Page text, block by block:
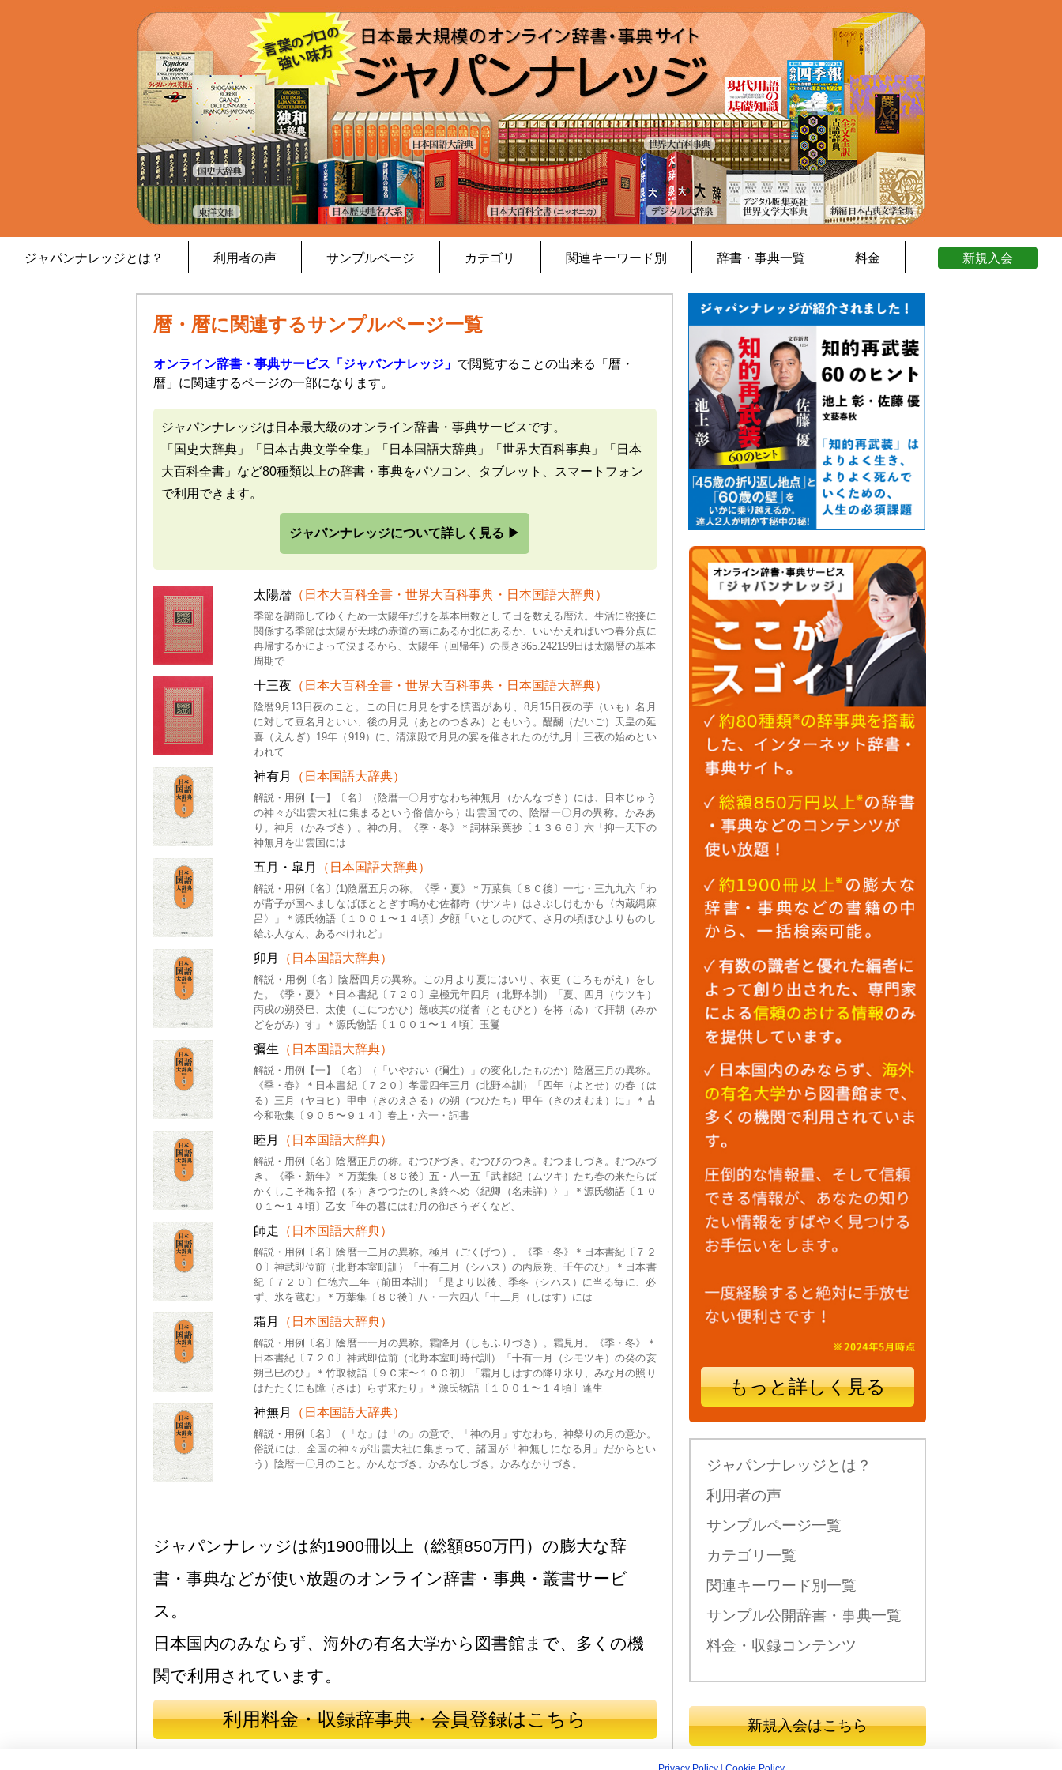
ジャパンナレッジとは？ 利用者の声 サンプルページ カテゴリ 関連キーワード別 辞書・事典一覧 料金 新規入会
暦・暦に関連するサンプルページ一覧
オンライン辞書・事典サービス「ジャパンナレッジ」 で閲覧することの出来る「暦・
暦」に関連するページの一部になります。
ジャパンナレッジは日本最大級のオンライン辞書・事典サービスです。
「国史大辞典」「日本古典文学全集」「日本国語大辞典」「世界大百科事典」「日本
大百科全書」など80種類以上の辞書・事典をパソコン、タブレット、スマートフォン
で利用できます。
ジャパンナレッジについて詳しく見る ▶
太陽暦 （日本大百科全書・世界大百科事典・日本国語大辞典）
季節を調節してゆくため一太陽年だけを基本用数として日を数える暦法。生活に密接に
関係する季節は太陽が天球の赤道の南にあるか北にあるか、いいかえればいつ春分点に
再帰するかによって決まるから、太陽年（回帰年）の長さ365.242199日は太陽暦の基本
周期で
十三夜 （日本大百科全書・世界大百科事典・日本国語大辞典）
陰暦9月13日夜のこと。この日に月見をする慣習があり、8月15日夜の芋（いも）名月
に対して豆名月といい、後の月見（あとのつきみ）ともいう。醍醐（だいご）天皇の延
喜（えんぎ）19年（919）に、清涼殿で月見の宴を催されたのが九月十三夜の始めとい
われて
神有月 （日本国語大辞典）
解説・用例【一】〔名〕（陰暦一〇月すなわち神無月（かんなづき）には、日本じゅう
の神々が出雲大社に集まるという俗信から）出雲国での、陰暦一〇月の異称。かみあ
り。神月（かみづき）。神の月。《季・冬》＊詞林采葉抄〔１３６６〕六「抑一天下の
神無月を出雲国には
五月・皐月 （日本国語大辞典）
解説・用例〔名〕(1)陰暦五月の称。《季・夏》＊万葉集〔８Ｃ後〕一七・三九九六「わ
が背子が国へましなばほととぎす鳴かむ佐都奇（サツキ）はさぶしけむかも〈内蔵縄麻
呂〉」＊源氏物語〔１００１〜１４頃〕夕顔「いとしのびて、さ月の頃ほひよりものし
給ふ人なん、あるべけれど」
卯月 （日本国語大辞典）
解説・用例〔名〕陰暦四月の異称。この月より夏にはいり、衣更（ころもがえ）をし
た。《季・夏》＊日本書紀〔７２０〕皇極元年四月（北野本訓）「夏、四月（ウツキ）
丙戌の朔癸巳、太使（こにつかひ）翹岐其の従者（ともびと）を将（ゐ）て拝朝（みか
どをがみ）す」＊源氏物語〔１００１〜１４頃〕玉鬘
彌生 （日本国語大辞典）
解説・用例【一】〔名〕（「いやおい（彌生）」の変化したものか）陰暦三月の異称。
《季・春》＊日本書紀〔７２０〕孝霊四年三月（北野本訓）「四年（よとせ）の春（は
る）三月（ヤヨヒ）甲申（きのえさる）の朔（つひたち）甲午（きのえむま）に」＊古
今和歌集〔９０５〜９１４〕春上・六一・詞書
睦月 （日本国語大辞典）
解説・用例〔名〕陰暦正月の称。むつびづき。むつびのつき。むつましづき。むつみづ
き。《季・新年》＊万葉集〔８Ｃ後〕五・八一五「武都紀（ムツキ）たち春の来たらば
かくしこそ梅を招（を）きつつたのしき終へめ〈紀卿（名未詳）〉」＊源氏物語〔１０
０１〜１４頃〕乙女「年の暮にはむ月の御さうぞくなど、
師走 （日本国語大辞典）
解説・用例〔名〕陰暦一二月の異称。極月（ごくげつ）。《季・冬》＊日本書紀〔７２
０〕神武即位前（北野本室町訓）「十有二月（シハス）の丙辰朔、壬午のひ」＊日本書
紀〔７２０〕仁徳六二年（前田本訓）「是より以後、季冬（シハス）に当る毎に、必
ず、氷を蔵む」＊万葉集〔８Ｃ後〕八・一六四八「十二月（しはす）には
霜月 （日本国語大辞典）
解説・用例〔名〕陰暦一一月の異称。霜降月（しもふりづき）。霜見月。《季・冬》＊
日本書紀〔７２０〕神武即位前（北野本室町時代訓）「十有一月（シモツキ）の癸の亥
朔己巳のひ」＊竹取物語〔９Ｃ末〜１０Ｃ初〕「霜月しはすの降り氷り、みな月の照り
はたたくにも障（さは）らず来たり」＊源氏物語〔１００１〜１４頃〕蓬生
神無月 （日本国語大辞典）
解説・用例〔名〕（「な」は「の」の意で、「神の月」すなわち、神祭りの月の意か。
俗説には、全国の神々が出雲大社に集まって、諸国が「神無しになる月」だからとい
う）陰暦一〇月のこと。かんなづき。かみなしづき。かみなかりづき。
ジャパンナレッジは約1900冊以上（総額850万円）の膨大な辞
書・事典などが使い放題のオンライン辞書・事典・叢書サービ
ス。
日本国内のみならず、海外の有名大学から図書館まで、多くの機
関で利用されています。
利用料金・収録辞事典・会員登録はこちら
もっと詳しく見る
ジャパンナレッジとは？
利用者の声
サンプルページ一覧
カテゴリ一覧
関連キーワード別一覧
サンプル公開辞書・事典一覧
料金・収録コンテンツ
新規入会はこちら